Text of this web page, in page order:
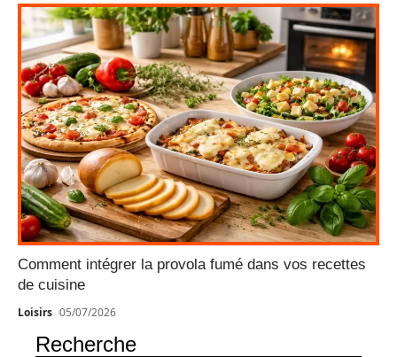
Comment intégrer la provola fumé dans vos recettes
de cuisine
Loisirs 05/07/2026
Recherche